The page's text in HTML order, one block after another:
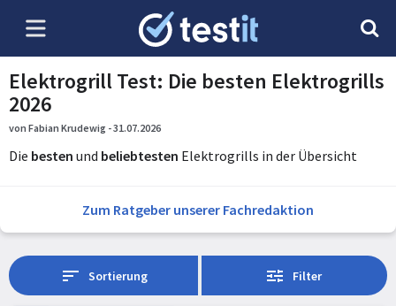
Elektrogrill Test: Die besten Elektrogrills
2026
von Fabian Krudewig - 31.07.2026
Die besten und beliebtesten Elektrogrills in der Übersicht
Zum Ratgeber unserer Fachredaktion
Sortierung Filter